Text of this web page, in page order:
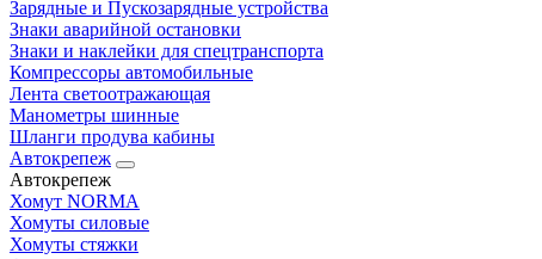
Зарядные и Пускозарядные устройства
Знаки аварийной остановки
Знаки и наклейки для спецтранспорта
Компрессоры автомобильные
Лента светоотражающая
Манометры шинные
Шланги продува кабины
Автокрепеж
Автокрепеж
Хомут NORMA
Хомуты силовые
Хомуты стяжки